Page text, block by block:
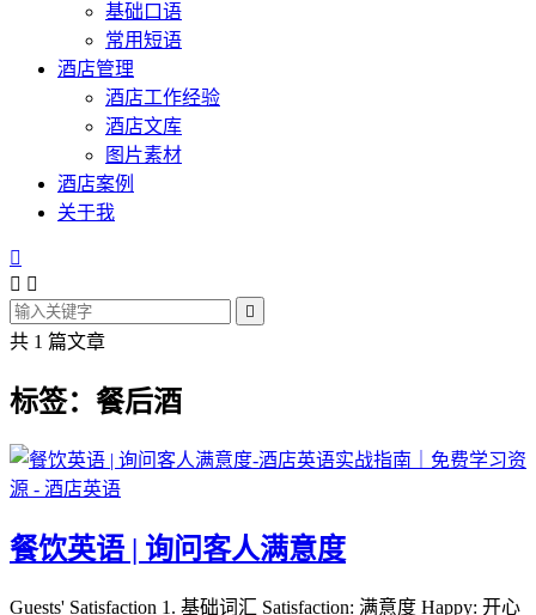
基础口语
常用短语
酒店管理
酒店工作经验
酒店文库
图片素材
酒店案例
关于我

 

共 1 篇文章
标签：餐后酒
餐饮英语 | 询问客人满意度
Guests' Satisfaction 1. 基础词汇 Satisfaction: 满意度 Happy: 开心